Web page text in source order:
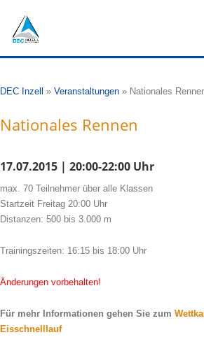
DEC Inzell » Veranstaltungen » Nationales
Nationales Rennen
17.07.2015 | 20:00-22:00 Uhr
max. 70 Teilnehmer über alle Klassen
Startzeit Freitag 20:00 Uhr
Distanzen: 500 bis 3.000 m
Trainingszeiten: 16:15 bis 18:00 Uhr
Änderungen vorbehalten!
Für mehr Informationen gehen Sie zum
Eisschnelllauf